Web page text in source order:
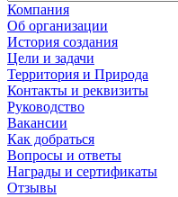
Компания
Об организации
История создания
Цели и задачи
Территория и Природа
Контакты и реквизиты
Руководство
Вакансии
Как добраться
Вопросы и ответы
Награды и сертификаты
Отзывы